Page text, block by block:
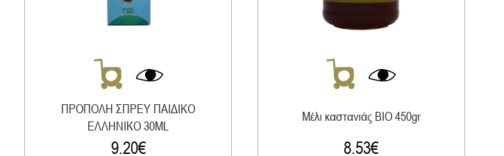
ΠΡΟΠΟΛΗ ΣΠΡΕΥ ΠΑΙΔΙΚΟ
ΕΛΛΗΝΙΚΟ 30ΜL
9.20€
Μέλι καστανιάς ΒΙΟ 450gr
8.53€